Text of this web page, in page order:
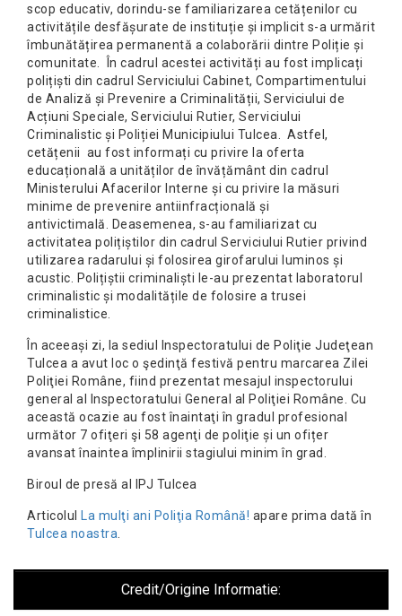
scop educativ, dorindu-se familiarizarea cetățenilor cu
activitățile desfășurate de instituție și implicit s-a urmărit
îmbunătățirea permanentă a colaborării dintre Poliție și
comunitate. În cadrul acestei activități au fost implicați
polițiști din cadrul Serviciului Cabinet, Compartimentului
de Analiză și Prevenire a Criminalității, Serviciului de
Acțiuni Speciale, Serviciului Rutier, Serviciului
Criminalistic și Poliției Municipiului Tulcea. Astfel,
cetățenii au fost informați cu privire la oferta
educațională a unităților de învățământ din cadrul
Ministerului Afacerilor Interne și cu privire la măsuri
minime de prevenire antiinfracțională și
antivictimală. Deasemenea, s-au familiarizat cu
activitatea polițiștilor din cadrul Serviciului Rutier privind
utilizarea radarului și folosirea girofarului luminos și
acustic. Polițiștii criminaliști le-au prezentat laboratorul
criminalistic și modalitățile de folosire a trusei
criminalistice.
În aceeași zi, la sediul Inspectoratului de Poliţie Judeţean
Tulcea a avut loc o şedinţă festivă pentru marcarea Zilei
Poliţiei Române, fiind prezentat mesajul inspectorului
general al Inspectoratului General al Poliţiei Române. Cu
această ocazie au fost înaintaţi în gradul profesional
următor 7 ofiţeri şi 58 agenţi de poliţie și un ofițer
avansat înaintea împlinirii stagiului minim în grad.
Biroul de presă al IPJ Tulcea
Articolul La mulţi ani Poliţia Română! apare prima dată în
Tulcea noastra
Credit/Origine Informatie: